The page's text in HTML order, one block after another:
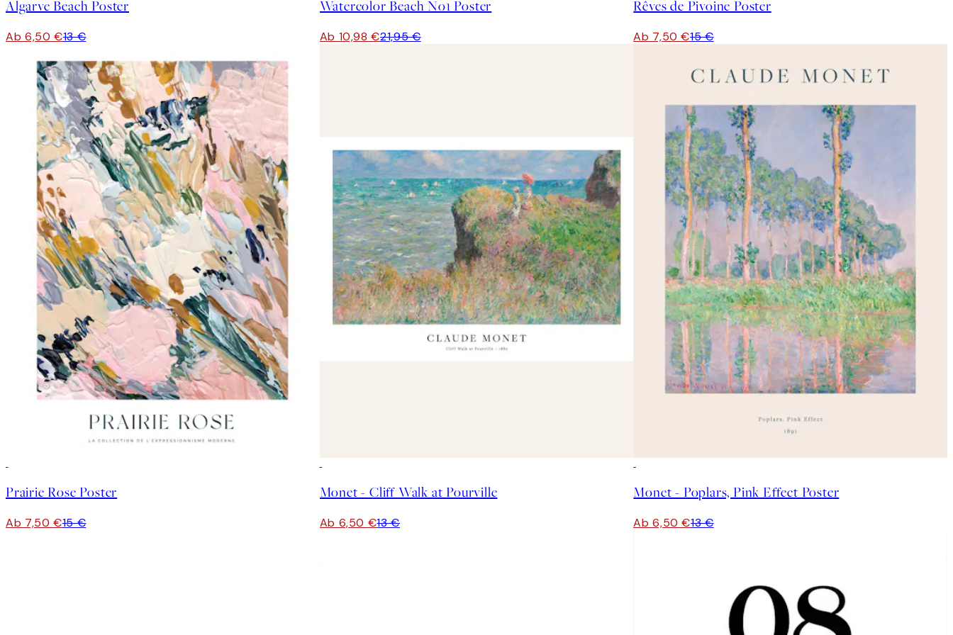
Algarve Beach Poster
Ab 6,50 €13 €
Watercolor Beach No1 Poster
Ab 10,98 €21,95 €
Rêves de Pivoine Poster
Ab 7,50 €15 €
Prairie Rose Poster
Ab 7,50 €15 €
Monet - Cliff Walk at Pourville
Ab 6,50 €13 €
Monet - Poplars, Pink Effect Poster
Ab 6,50 €13 €